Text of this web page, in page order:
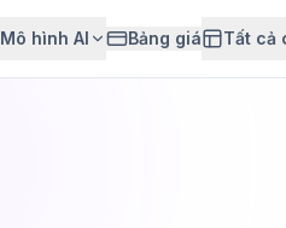
Mô hình AI Bảng giá Tất cả